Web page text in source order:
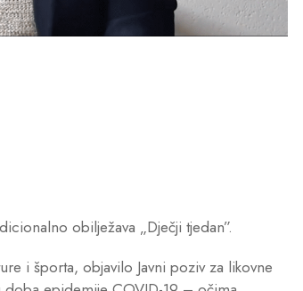
obilježava „Dječji tjedan”.
i športa, objavilo Javni poziv za likovne